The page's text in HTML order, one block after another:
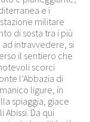
e i
militare
di sosta tra i più
ad intravvedere, si
il sentiero che
scorci
l’Abbazia di
ligure, in
spiaggia, giace
Da qui